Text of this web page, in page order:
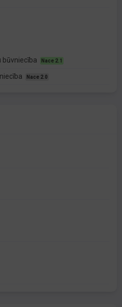
būvniecība Nace 2.1
Nace 2.0